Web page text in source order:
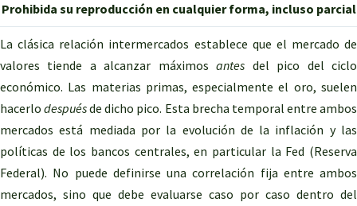
Prohibida su reproducción en cualquier forma, incluso parcial
La clásica relación intermercados establece que el mercado de
valores tiende a alcanzar máximosantes del pico del ciclo
económico. Las materias primas, especialmente el oro, suelen
hacerlodespuésde dicho pico. Esta brecha temporal entre ambos
mercados está mediada por la evolución de la inflación y las
políticas de los bancos centrales, en particular la Fed (Reserva
Federal). No puede definirse una correlación fija entre ambos
mercados, sino que debe evaluarse caso por caso dentro del